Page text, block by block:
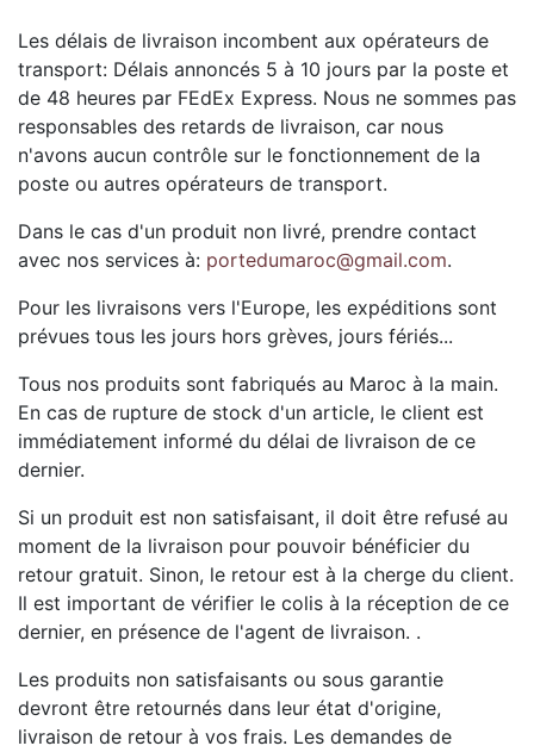
Les délais de livraison incombent aux opérateurs de
transport: Délais annoncés 5 à 10 jours par la poste et
de 48 heures par FEdEx Express. Nous ne sommes pas
responsables des retards de livraison, car nous
n'avons aucun contrôle sur le fonctionnement de la
poste ou autres opérateurs de transport.
Dans le cas d'un produit non livré, prendre contact
avec nos services à: portedumaroc@gmail.com.
Pour les livraisons vers l'Europe, les expéditions sont
prévues tous les jours hors grèves, jours fériés...
Tous nos produits sont fabriqués au Maroc à la main.
En cas de rupture de stock d'un article, le client est
immédiatement informé du délai de livraison de ce
dernier.
Si un produit est non satisfaisant, il doit être refusé au
moment de la livraison pour pouvoir bénéficier du
retour gratuit. Sinon, le retour est à la cherge du client.
Il est important de vérifier le colis à la réception de ce
dernier, en présence de l'agent de livraison. .
Les produits non satisfaisants ou sous garantie
devront être retournés dans leur état d'origine,
livraison de retour à vos frais. Les demandes de